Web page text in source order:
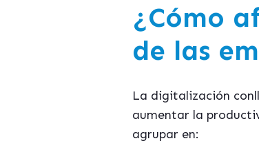
¿Cómo
de las
La digitalización
aumentar la
agrupar en: